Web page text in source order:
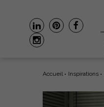
Accueil Inspirations